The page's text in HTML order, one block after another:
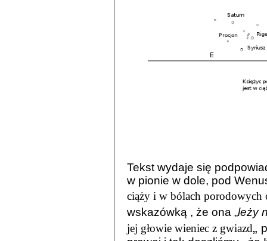
Tekst wydaje się
w pionie w dole, pod
ciąży i w bólach porodowych
wskazówką , że ona „leży
jej głowie wieniec z gwiazd„